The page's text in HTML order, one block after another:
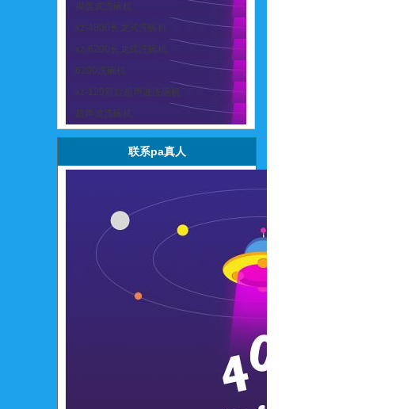
揭盖式洗碗机
xz-4800长龙式洗碗机
xz-6200长龙式洗碗机
6200洗碗机
xz-120新款超声波洗碗机
超声波洗碗机
联系pa真人